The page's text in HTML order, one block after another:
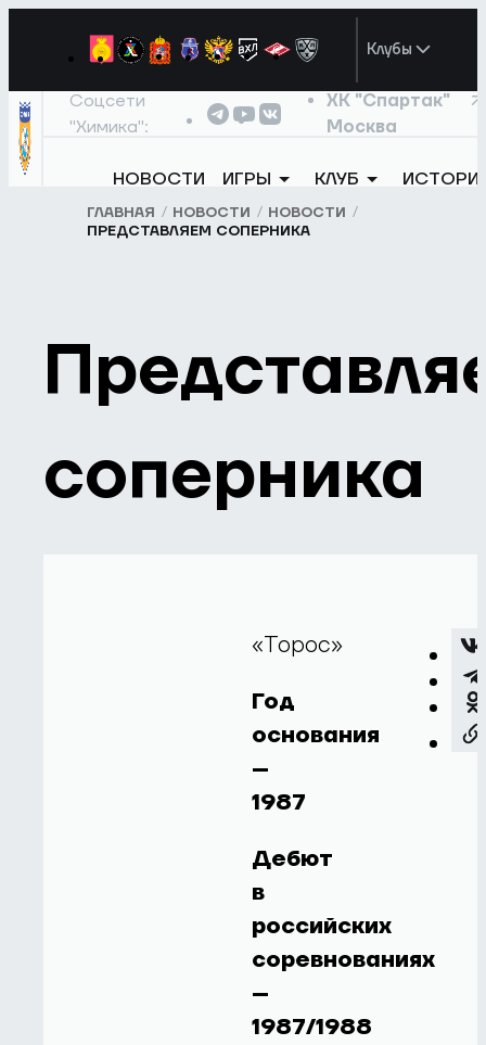
Клубы
Соцсети
"Химика":
ХК "Спартак"
Москва
НОВОСТИ ИГРЫ КЛУБ
ГЛАВНАЯ НОВОСТИ
НОВОСТИ
ПРЕДСТАВЛЯЕМ СОПЕРНИКА
соперника
«Торос»
Год
основания
–
1987
Дебют
в
российских
соревнованиях
–
1987/1988